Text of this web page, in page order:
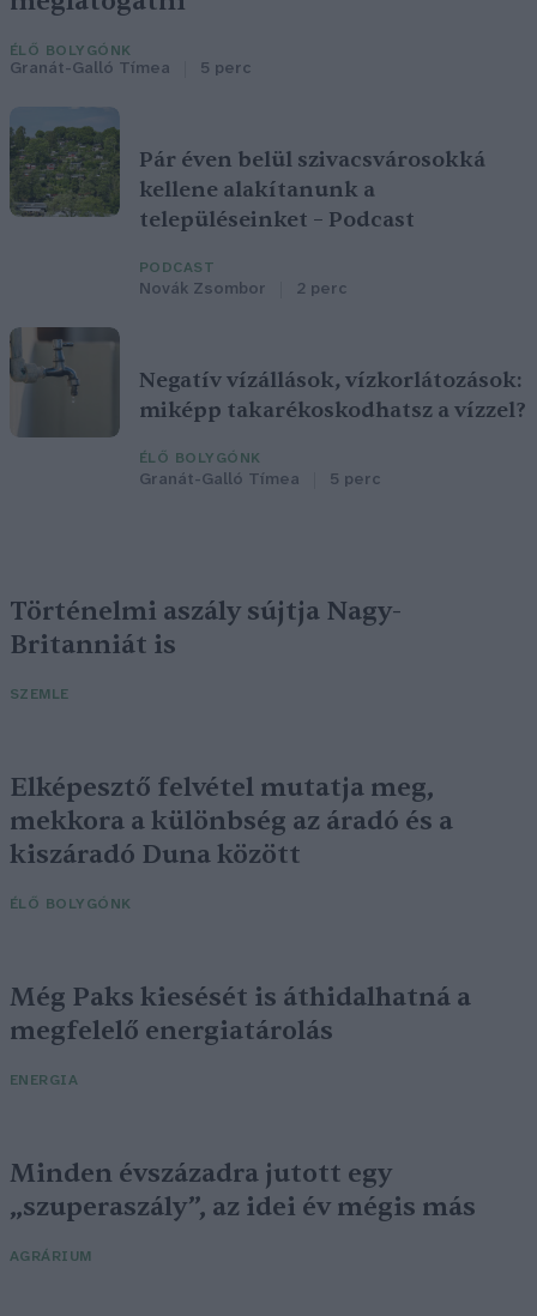
ÉLŐ BOLYGÓNK
Granát-Galló Tímea 5 perc
Pár éven belül szivacsvárosokká
kellene alakítanunk a
településeinket – Podcast
PODCAST
Novák Zsombor 2 perc
Negatív vízállások, vízkorlátozások:
miképp takarékoskodhatsz a vízzel?
ÉLŐ BOLYGÓNK
Granát-Galló Tímea 5 perc
Történelmi aszály sújtja Nagy-
Britanniát is
SZEMLE
Elképesztő felvétel mutatja meg,
mekkora a különbség az áradó és a
kiszáradó Duna között
ÉLŐ BOLYGÓNK
Még Paks kiesését is áthidalhatná a
megfelelő energiatárolás
ENERGIA
Minden évszázadra jutott egy
„szuperaszály”, az idei év mégis más
AGRÁRIUM